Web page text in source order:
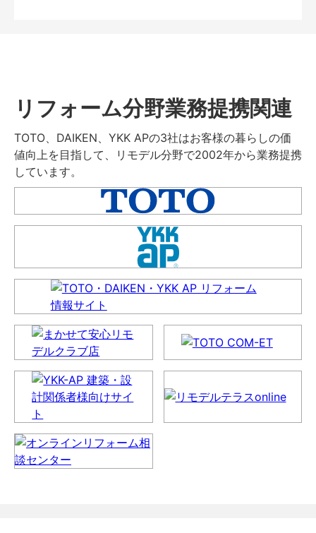
リフォーム分野業務提携関連
TOTO、DAIKEN、YKK APの3社はお客様の暮らしの価
値向上を目指して、リモデル分野で2002年から業務提携
しています。